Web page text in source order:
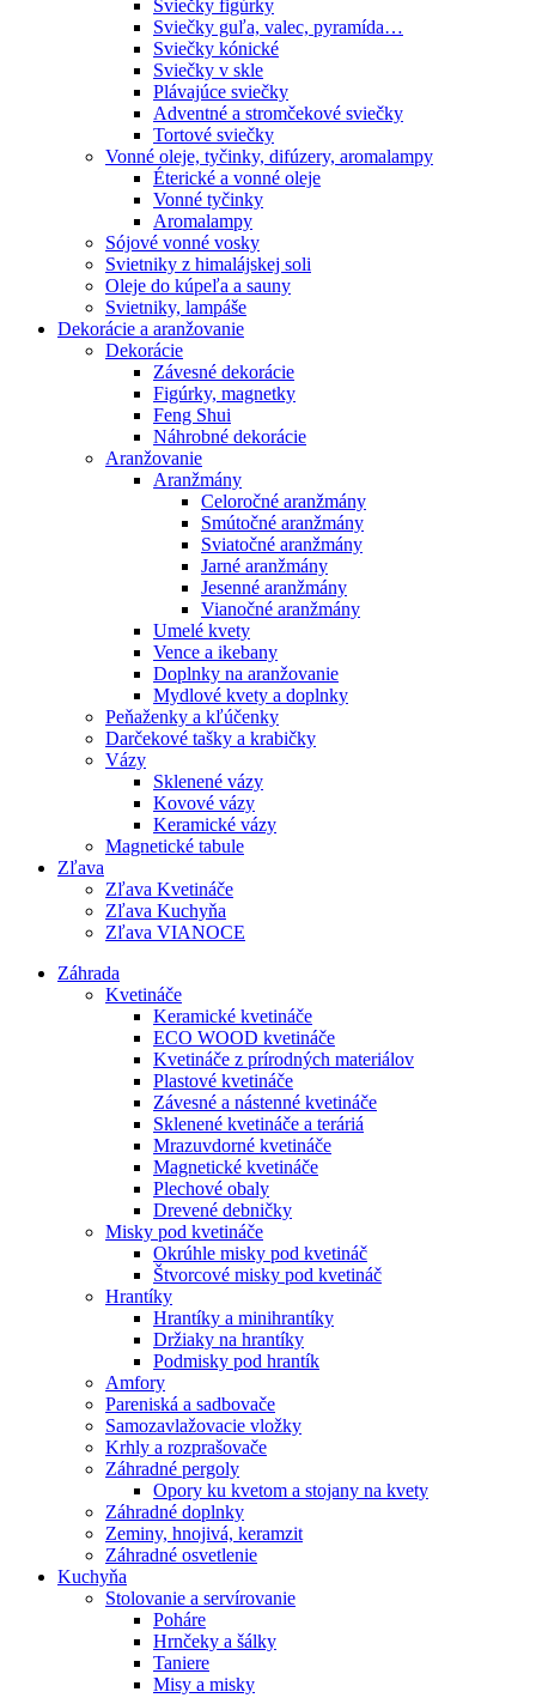
Sviečky figúrky
Sviečky guľa, valec, pyramída…
Sviečky kónické
Sviečky v skle
Plávajúce sviečky
Adventné a stromčekové sviečky
Tortové sviečky
Vonné oleje, tyčinky, difúzery, aromalampy
Éterické a vonné oleje
Vonné tyčinky
Aromalampy
Sójové vonné vosky
Svietniky z himalájskej soli
Oleje do kúpeľa a sauny
Svietniky, lampáše
Dekorácie a aranžovanie
Dekorácie
Závesné dekorácie
Figúrky, magnetky
Feng Shui
Náhrobné dekorácie
Aranžovanie
Aranžmány
Celoročné aranžmány
Smútočné aranžmány
Sviatočné aranžmány
Jarné aranžmány
Jesenné aranžmány
Vianočné aranžmány
Umelé kvety
Vence a ikebany
Doplnky na aranžovanie
Mydlové kvety a doplnky
Peňaženky a kľúčenky
Darčekové tašky a krabičky
Vázy
Sklenené vázy
Kovové vázy
Keramické vázy
Magnetické tabule
Zľava
Zľava Kvetináče
Zľava Kuchyňa
Zľava VIANOCE
Záhrada
Kvetináče
Keramické kvetináče
ECO WOOD kvetináče
Kvetináče z prírodných materiálov
Plastové kvetináče
Závesné a nástenné kvetináče
Sklenené kvetináče a teráriá
Mrazuvdorné kvetináče
Magnetické kvetináče
Plechové obaly
Drevené debničky
Misky pod kvetináče
Okrúhle misky pod kvetináč
Štvorcové misky pod kvetináč
Hrantíky
Hrantíky a minihrantíky
Držiaky na hrantíky
Podmisky pod hrantík
Amfory
Pareniská a sadbovače
Samozavlažovacie vložky
Krhly a rozprašovače
Záhradné pergoly
Opory ku kvetom a stojany na kvety
Záhradné doplnky
Zeminy, hnojivá, keramzit
Záhradné osvetlenie
Kuchyňa
Stolovanie a servírovanie
Poháre
Hrnčeky a šálky
Taniere
Misy a misky